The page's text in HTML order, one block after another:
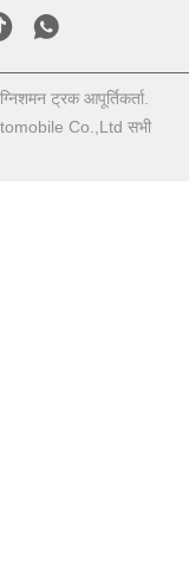
ट्रक आपूर्तिकर्ता.
Co.,Ltd सभी